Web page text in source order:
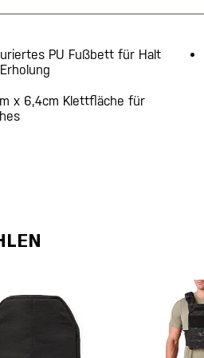
PU Fußbett für Halt
x 6,4cm Klettfläche für